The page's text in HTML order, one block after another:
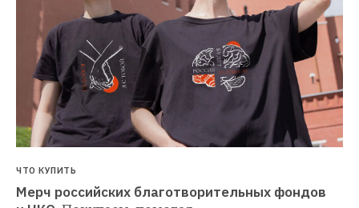
ЧТО КУПИТЬ
Мерч российских благотворительных фондов